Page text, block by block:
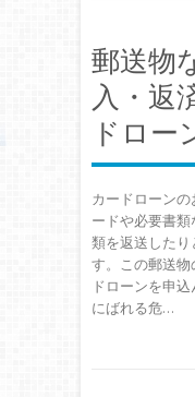
郵送物
入・返
ドロー
カードローン
ードや必要書
類を返送したり
す。この郵送
ドローンを申
にばれる危…